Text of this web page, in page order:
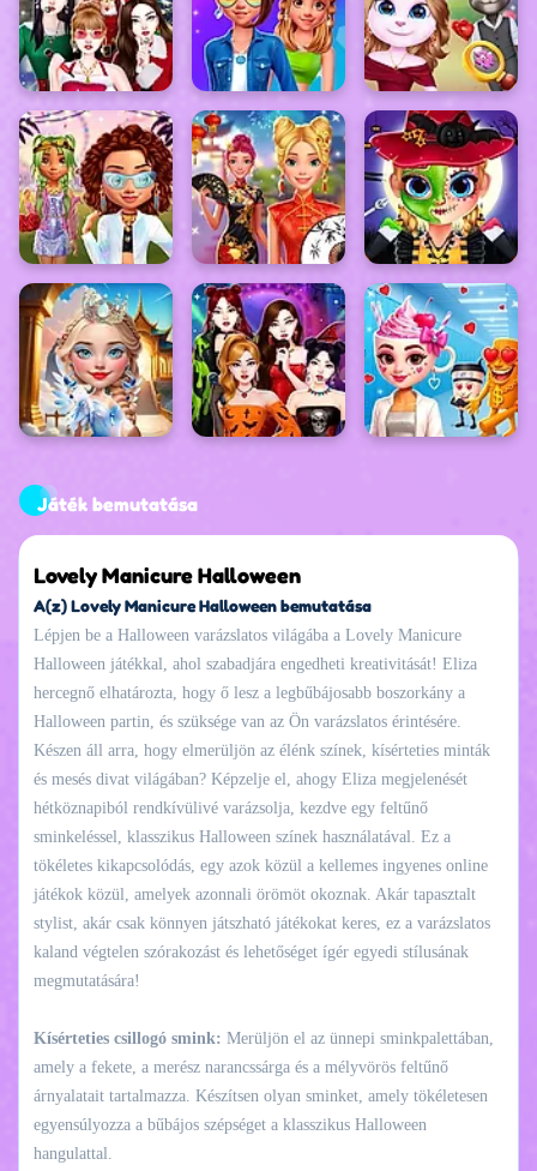
Játék bemutatása
Lovely Manicure Halloween
A(z) Lovely Manicure Halloween bemutatása
Lépjen be a Halloween varázslatos világába a Lovely Manicure
Halloween játékkal, ahol szabadjára engedheti kreativitását! Eliza
hercegnő elhatározta, hogy ő lesz a legbűbájosabb boszorkány a
Halloween partin, és szüksége van az Ön varázslatos érintésére.
Készen áll arra, hogy elmerüljön az élénk színek, kísérteties minták
és mesés divat világában? Képzelje el, ahogy Eliza megjelenését
hétköznapiból rendkívülivé varázsolja, kezdve egy feltűnő
sminkeléssel, klasszikus Halloween színek használatával. Ez a
tökéletes kikapcsolódás, egy azok közül a kellemes ingyenes online
játékok közül, amelyek azonnali örömöt okoznak. Akár tapasztalt
stylist, akár csak könnyen játszható játékokat keres, ez a varázslatos
kaland végtelen szórakozást és lehetőséget ígér egyedi stílusának
megmutatására!
Kísérteties csillogó smink: Merüljön el az ünnepi sminkpalettában,
amely a fekete, a merész narancssárga és a mélyvörös feltűnő
árnyalatait tartalmazza. Készítsen olyan sminket, amely tökéletesen
egyensúlyozza a bűbájos szépséget a klasszikus Halloween
hangulattal.